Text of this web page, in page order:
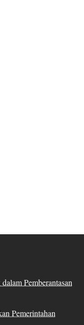
Pemberantasan
Pemerintahan